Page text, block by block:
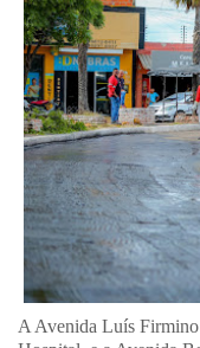
A Avenida Luís